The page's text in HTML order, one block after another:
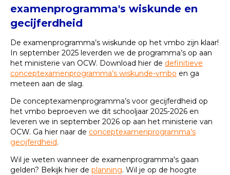
examenprogramma's wiskunde en
gecijferdheid
De examenprogramma’s wiskunde op het vmbo zijn klaar!
In september 2025 leverden we de programma’s op aan
het ministerie van OCW. Download hier de definitieve
conceptexamenprogramma’s wiskunde-vmbo en ga
meteen aan de slag.
De conceptexamenprogramma’s voor gecijferdheid op
het vmbo beproeven we dit schooljaar 2025-2026 en
leveren we in september 2026 op aan het ministerie van
OCW. Ga hier naar de conceptexamenprogramma’s
gecijferdheid.
Wil je weten wanneer de examenprogramma's gaan
gelden? Bekijk hier de planning. Wil je op de hoogte